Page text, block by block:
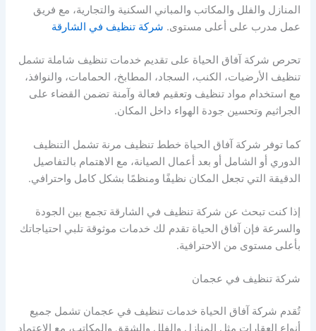
المنازل والفلل والمكاتب والمباني السكنية والتجارية، مع فريق
عمل مدرب على أعلى مستوى. شركة تنظيف في الشارقة
تحرص شركة آفاق الحياة على تقديم خدمات تنظيف شاملة تشمل
تنظيف الأرضيات، الكنب، السجاد، المطابخ، الحمامات، والنوافذ،
مع استخدام مواد تنظيف وتعقيم فعالة وآمنة تضمن القضاء على
الجراثيم وتحسين جودة الهواء داخل المكان.
كما توفر شركة آفاق الحياة خطط تنظيف مرنة تشمل التنظيف
الدوري أو الشامل أو بعد أعمال الصيانة، مع الاهتمام بالتفاصيل
الدقيقة التي تجعل المكان نظيفًا ومنظمًا بشكل كامل واحترافي.
إذا كنت تبحث عن شركة تنظيف في الشارقة تجمع بين الجودة
والسرعة فإن آفاق الحياة تقدم لك خدمات موثوقة تلبي احتياجاتك
بأعلى مستوى من الاحترافية.
شركة تنظيف في عجمان
تُقدم شركة آفاق الحياة خدمات تنظيف في عجمان تشمل جميع
أنواع العقارات مثل المنازل والفلل والشقق والمكاتب، مع الاعتماد